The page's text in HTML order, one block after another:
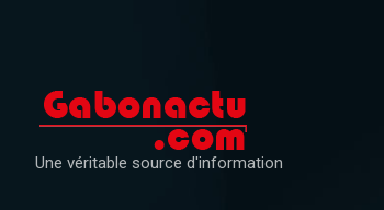
Une véritable source d'information